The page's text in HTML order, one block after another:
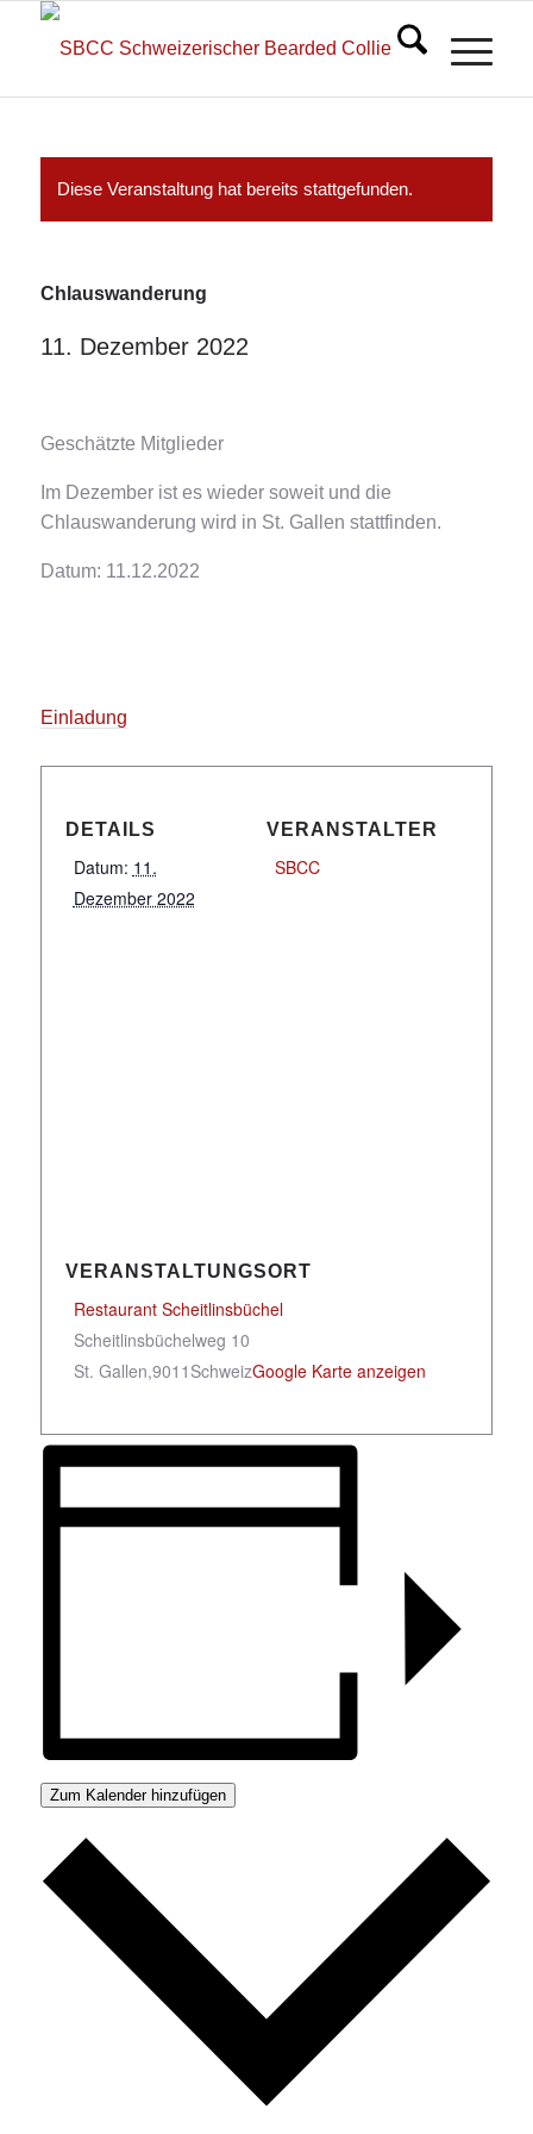
Diese Veranstaltung hat bereits stattgefunden.
Chlauswanderung
11. Dezember 2022
Geschätzte Mitglieder
Im Dezember ist es wieder soweit und die
Chlauswanderung wird in St. Gallen stattfinden.
Datum: 11.12.2022
Einladung
DETAILS
Datum: 11.
Dezember 2022
VERANSTALTER
SBCC
VERANSTALTUNGSORT
Restaurant Scheitlinsbüchel
Scheitlinsbüchelweg 10
St. Gallen,9011 SchweizGoogle Karte anzeigen
Zum Kalender hinzufügen